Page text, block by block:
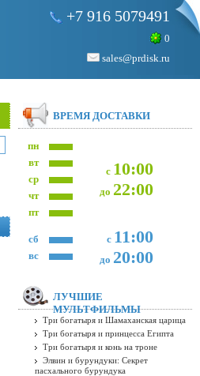
+7 916 5079491
0
sales@prdisk.ru
ВРЕМЯ ДОСТАВКИ
пн
с 10:00
до 22:00
вт
ср
чт
пт
с 11:00
до 20:00
сб
вс
ЛУЧШИЕ
МУЛЬТФИЛЬМЫ
Три богатыря и Шамаханская царица
Три богатыря и принцесса Египта
Три богатыря и конь на троне
Элвин и бурундуки: Секрет
пасхального бурундука